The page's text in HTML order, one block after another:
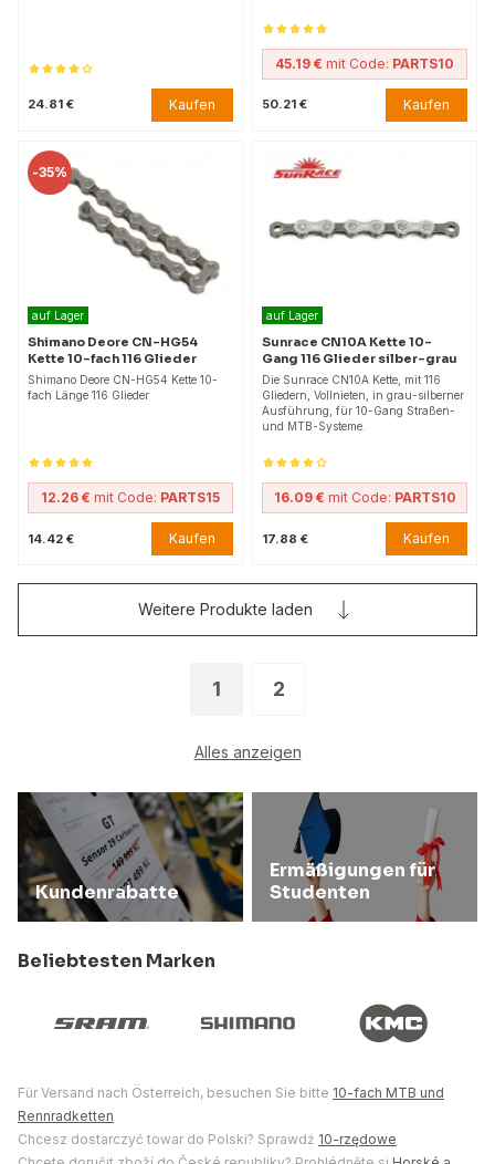
24.81 € Kaufen
45.19 € mit Code: PARTS10
50.21 € Kaufen
-35%
auf Lager
Shimano Deore CN-HG54
Kette 10-fach 116 Glieder
Shimano Deore CN-HG54 Kette 10-
fach Länge 116 Glieder
12.26 € mit Code: PARTS15
14.42 € Kaufen
auf Lager
Sunrace CN10A Kette 10-
Gang 116 Glieder silber-grau
Die Sunrace CN10A Kette, mit 116
Gliedern, Vollnieten, in grau-silberner
Ausführung, für 10-Gang Straßen-
und MTB-Systeme.
16.09 € mit Code: PARTS10
17.88 € Kaufen
1 2
Alles anzeigen
Weitere Produkte laden
Kundenrabatte
Ermäßigungen für
Studenten
Beliebtesten Marken
Für Versand nach Österreich, besuchen Sie bitte 10-fach MTB und
Rennradketten
Chcesz dostarczyć towar do Polski? Sprawdź 10-rzędowe